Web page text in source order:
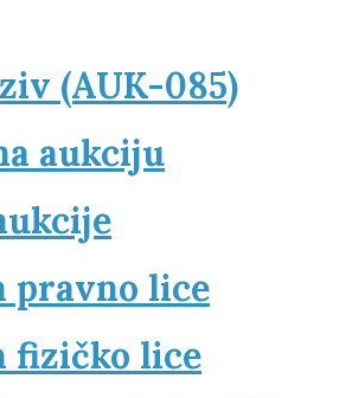
(AUK-085)
aukciju
pravno lice
fizičko lice